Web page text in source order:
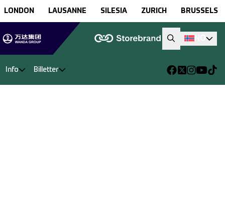
LONDON LAUSANNE SILESIA ZURICH BRUSSELS
Info Billetter